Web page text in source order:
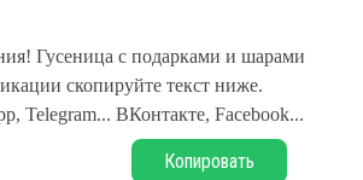
Гусеница с подарками и шарами
скопируйте текст ниже.
Telegram... ВКонтакте, Facebook...
Копировать